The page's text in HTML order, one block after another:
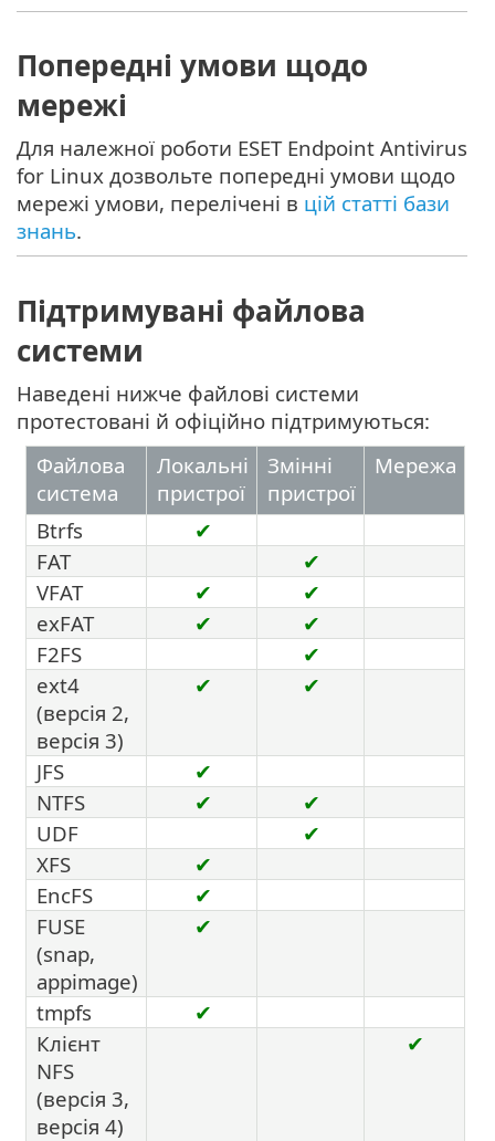
Попередні умови щодо
мережі
Для належної роботи ESET Endpoint Antivirus
for Linux дозвольте попередні умови щодо
мережі умови, перелічені в цій статті бази
знань.
Підтримувані файлова
системи
Наведені нижче файлові системи
протестовані й офіційно підтримуються:
Файлова
система
Локальні
пристрої
Змінні
пристрої
Мережа
Btrfs
✔
FAT
✔
VFAT
✔
✔
exFAT
✔
✔
F2FS
✔
ext4
(версія 2,
версія 3)
✔ ✔
JFS
✔
NTFS
✔
✔
UDF
✔
XFS
✔
EncFS
✔
FUSE
(snap,
appimage)
✔
tmpfs
✔
Клієнт
NFS
(версія 3,
версія 4)
✔